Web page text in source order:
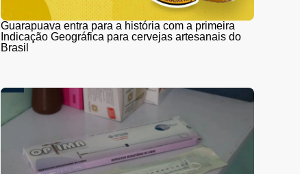
Guarapuava entra para a história com a primeira
Indicação Geográfica para cervejas artesanais do
Brasil